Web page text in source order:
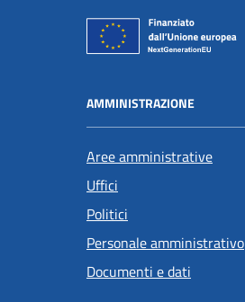
AMMINISTRAZIONE
Aree amministrative
Uffici
Politici
Personale amministrativo
Documenti e dati